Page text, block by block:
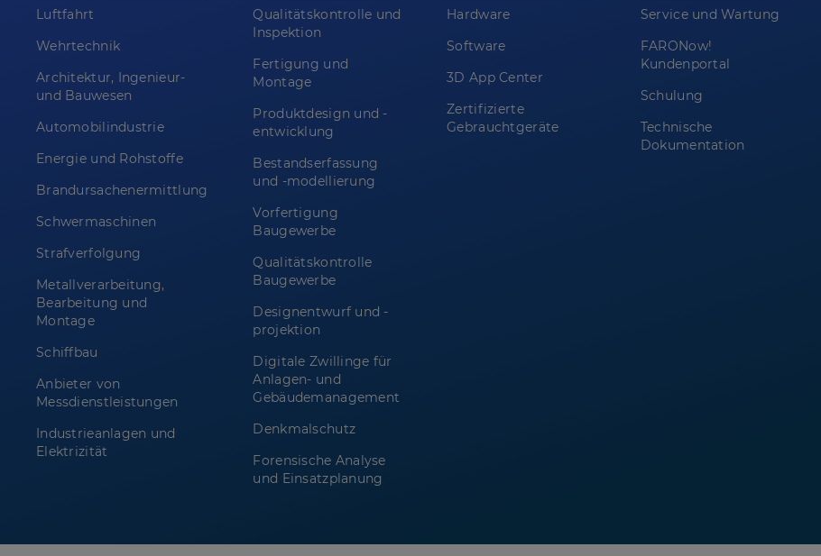
Luftfahrt
Wehrtechnik
Architektur, Ingenieur-
und Bauwesen
Automobilindustrie
Energie und Rohstoffe
Brandursachenermittlung
Schwermaschinen
Strafverfolgung
Metallverarbeitung,
Bearbeitung und
Montage
Schiffbau
Anbieter von
Messdienstleistungen
Industrieanlagen und
Elektrizität
Qualitätskontrolle und
Inspektion
Fertigung und
Montage
Produktdesign und -
entwicklung
Bestandserfassung
und -modellierung
Vorfertigung
Baugewerbe
Qualitätskontrolle
Baugewerbe
Designentwurf und -
projektion
Digitale Zwillinge für
Anlagen- und
Gebäudemanagement
Denkmalschutz
Forensische Analyse
und Einsatzplanung
Hardware
Software
3D App Center
Zertifizierte
Gebrauchtgeräte
Service und Wartung
FARONow!
Kundenportal
Schulung
Technische
Dokumentation